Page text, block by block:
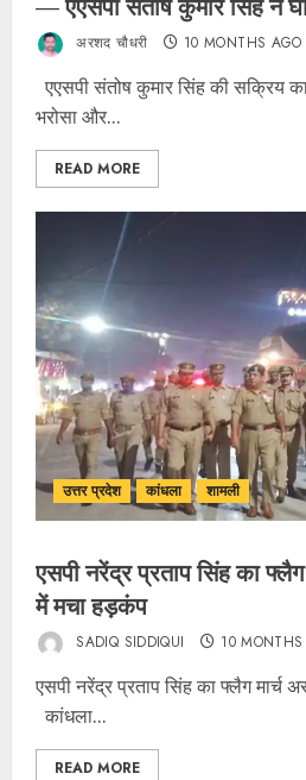
— एएसपी संतोष कुमार सिंह ने
अरशद चौधरी 10 MONTHS AGO
एएसपी संतोष कुमार सिंह की सक्रिय
भरोसा और...
READ MORE
उत्तर प्रदेश कांधला शामली
एसपी नरेंद्र प्रताप सिंह का फ्लैग
में मचा हड़कंप
SADIQ SIDDIQUI 10
एसपी नरेंद्र प्रताप सिंह का फ्लैग मार्च
कांधला...
READ MORE